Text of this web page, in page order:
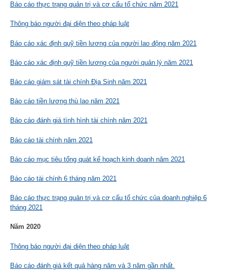
Báo cáo thực trạng quản trị và cơ cấu tổ chức năm 2021
Thông báo người đại diện theo pháp luật
Báo cáo xác định quỹ tiền lương của người lao động năm 2021
Báo cáo xác định quỹ tiền lương của người quản lý năm 2021
Báo cáo giám sát tài chính Địa Sinh năm 2021
Báo cáo tiền lương thù lao năm 2021
Báo cáo đánh giá tình hình tài chính năm 2021
Báo cáo tài chính năm 2021
Báo cáo mục tiêu tổng quát kế hoạch kinh doanh năm 2021
Báo cáo tài chính 6 tháng năm 2021
Báo cáo thực trạng quản trị và cơ cấu tổ chức của doanh nghiệp 6
tháng 2021
Năm 2020
Thông báo người đại diện theo pháp luật
Báo cáo đánh giá kết quả hàng năm và 3 năm gần nhất.